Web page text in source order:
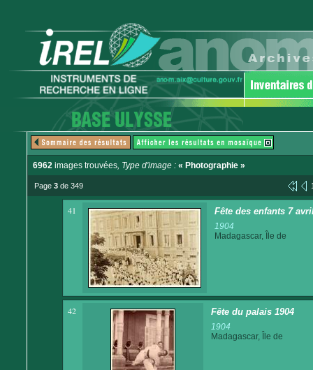
6962 images trouvées, Type d'image : « Photographie »
Page 3 de 349
41 Fête des enfants 7
1904
Madagascar, Île de
42 Fête du palais 1904
1904
Madagascar, Île de